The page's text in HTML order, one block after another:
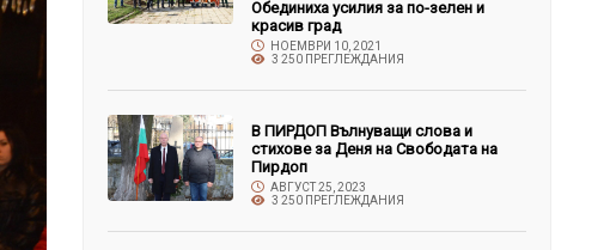
Обединиха усилия за по-зелен и
красив град
НОЕМВРИ 10, 2021
3 250 ПРЕГЛЕЖДАНИЯ
В ПИРДОП Вълнуващи слова и
стихове за Деня на Свободата на
Пирдоп
АВГУСТ 25, 2023
3 250 ПРЕГЛЕЖДАНИЯ